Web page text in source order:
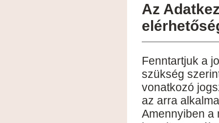
Az
Fenntartjuk a
szükség
vonatkozó
az arra
Amennyiben a